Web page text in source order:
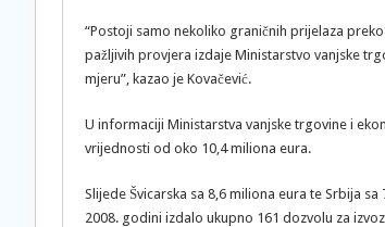
“Postoji samo nekoliko graničnih prijelaza
pažljivih provjera izdaje Ministarstvo vanjske
mjeru”, kazao je Kovačević.
U informaciji Ministarstva vanjske trgovine i
vrijednosti od oko 10,4 miliona eura.
Slijede Švicarska sa 8,6 miliona eura te Srbija
2008. godini izdalo ukupno 161 dozvolu za